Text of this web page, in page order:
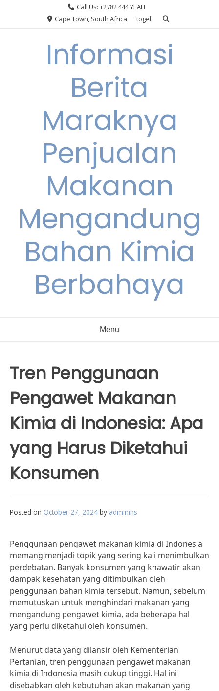
Call Us: +2782 444 YEAH
Cape Town, South Africa
togel
Informasi
Berita
Maraknya
Penjualan
Makanan
Mengandung
Bahan Kimia
Berbahaya
Menu
Tren Penggunaan
Pengawet Makanan
Kimia di Indonesia: Apa
yang Harus Diketahui
Konsumen
Posted on October 27, 2024 by adminins
Penggunaan pengawet makanan kimia di Indonesia
memang menjadi topik yang sering kali menimbulkan
perdebatan. Banyak konsumen yang khawatir akan
dampak kesehatan yang ditimbulkan oleh
penggunaan bahan kimia tersebut. Namun, sebelum
memutuskan untuk menghindari makanan yang
mengandung pengawet kimia, ada beberapa hal
yang perlu diketahui oleh konsumen.
Menurut data yang dilansir oleh Kementerian
Pertanian, tren penggunaan pengawet makanan
kimia di Indonesia masih cukup tinggi. Hal ini
disebabkan oleh kebutuhan akan makanan yang